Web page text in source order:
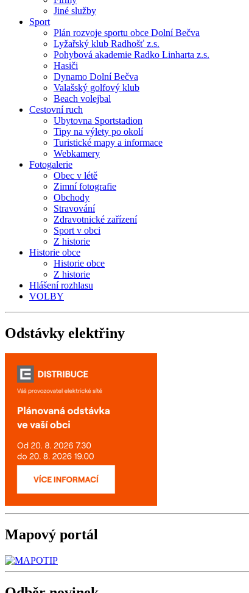
Jiné služby
Sport
Plán rozvoje sportu obce Dolní Bečva
Lyžařský klub Radhošť z.s.
Pohybová akademie Radko Linharta z.s.
Hasiči
Dynamo Dolní Bečva
Valašský golfový klub
Beach volejbal
Cestovní ruch
Ubytovna Sportstadion
Tipy na výlety po okolí
Turistické mapy a informace
Webkamery
Fotogalerie
Obec v létě
Zimní fotografie
Obchody
Stravování
Zdravotnické zařízení
Sport v obci
Z historie
Historie obce
Historie obce
Z historie
Hlášení rozhlasu
VOLBY
Odstávky elektřiny
Mapový portál